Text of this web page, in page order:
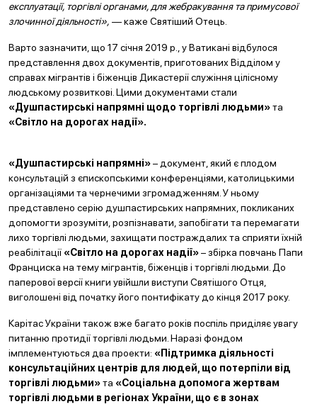
експлуатації, торгівлі органами, для жебракування та примусової
злочинної діяльності», — каже Святіший Отець.
Варто зазначити, що 17 січня 2019 р., у Ватикані відбулося
представлення двох документів, приготованих Відділом у
справах мігрантів і біженців Дикастерії служіння цілісному
людському розвиткові. Цими документами стали
«Душпастирські напрямні щодо торгівлі людьми»та
«Світло на дорогах надії».
«Душпастирські напрямні»– документ, який є плодом
консультацій з єпископськими конференціями, католицькими
організаціями та чернечими згромадженням. У ньому
представлено серію душпастирських напрямних, покликаних
допомогти зрозуміти, розпізнавати, запобігати та перемагати
лихо торгівлі людьми, захищати постраждалих та сприяти їхній
реабілітації «Світло на дорогах надії»– збірка повчань Папи
Франциска на тему мігрантів, біженців і торгівлі людьми. До
паперової версії книги увійшли виступи Святішого Отця,
виголошені від початку його понтифікату до кінця 2017 року.
Карітас України також вже багато років поспіль приділяє увагу
питанню протидії торгівлі людьми. Наразі фондом
імплементуються два проекти: «Підтримка діяльності
консультаційних центрів для людей, що потерпіли від
торгівлі людьми»та «Соціальна допомога жертвам
торгівлі людьми в регіонах України, що є в зонах